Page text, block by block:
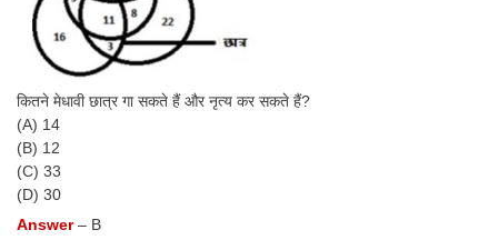
कितने मेधावी छात्र गा सकते हैं और नृत्य कर सकते हैं?
(A) 14
(B) 12
(C) 33
(D) 30
Answer– B